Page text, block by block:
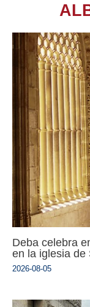
Deba celebra
en la iglesia de
2026-08-05